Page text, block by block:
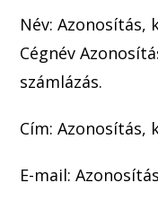
Név: Azonosítás,
Cégnév
számlázás.
Cím: Azonosítás,
E-mail: